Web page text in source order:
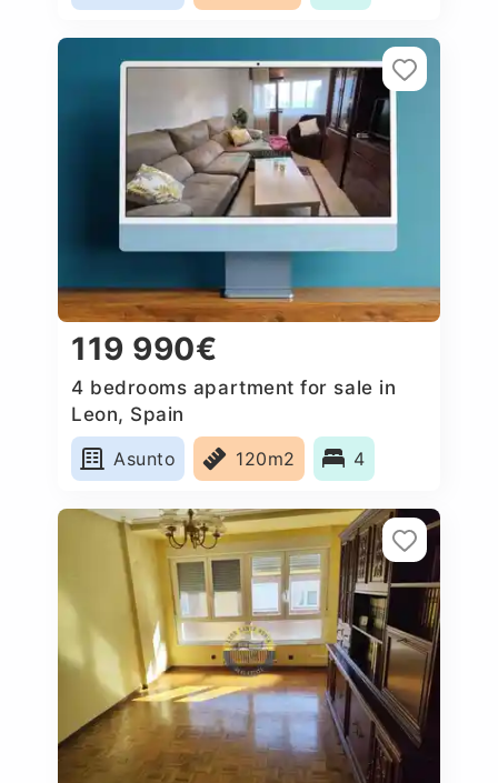
119 990€
4 bedrooms apartment for sale in
Leon, Spain
Asunto
120m2 4